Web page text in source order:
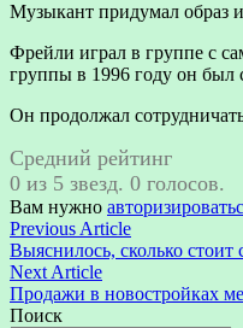
Музыкант придумал образ
Фрейли играл в группе с
группы в 1996 году он был
Он продолжал
Средний рейтинг
0 из 5 звезд. 0 голосов.
Вам нужно
Навигация
по
записям
Previous ArticlePrevious
article:
Выяснилось, сколько стоит
Next ArticleNext
article:
Продажи в новостройках
Поиск